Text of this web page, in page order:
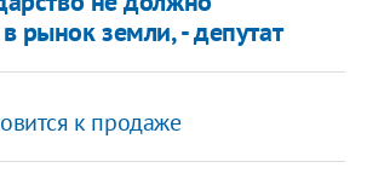
рынок земли, - депутат
к продаже